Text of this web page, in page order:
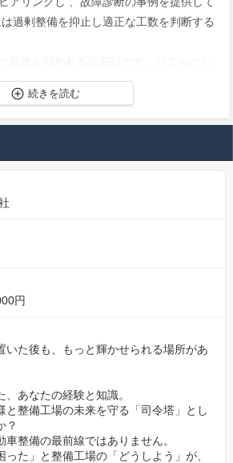
過剰整備を抑止し適正な工数を判断する
に最適な解決策を見つけ出し、お客様と
りがとう」と言われる瞬間の達成感は格
の一員：少数精鋭だからこその成
営しているプロフェッショナル集団です
く、自分の意見やアイデアが事業に反映
な組織で、チームとしての一体感を持ち
取り組むことができます。
変える：データ分析への貢献
は、単なるやり取りでは終わりません。
顧客の声）」として蓄積され、事例デー
れます 。
アントの経営幹部へ共有され 、商品設計
れます。
円
た後も、もっと輝かせられる場所があ
あなたの経験と知識。
と整備工場の未来を守る「司令塔」とし
？
整備の最前線ではありません。
った」と整備工場の「どうしよう」が、